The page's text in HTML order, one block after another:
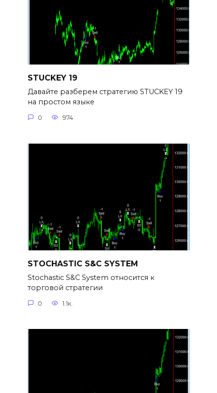
STUCKEY 19
Давайте разберем стратегию STUCKEY 19
на простом языке
0 974
STOCHASTIC S&C SYSTEM
Stochastic S&C System относится к
торговой стратегии
0 1.1к.